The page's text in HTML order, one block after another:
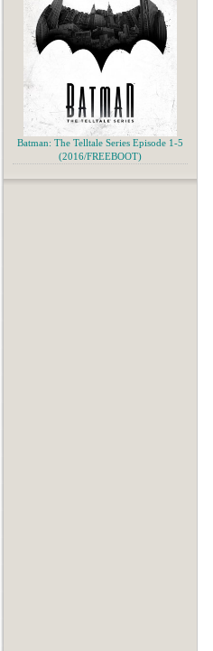
Batman: The Telltale Series Episode 1-5
(2016/FREEBOOT)